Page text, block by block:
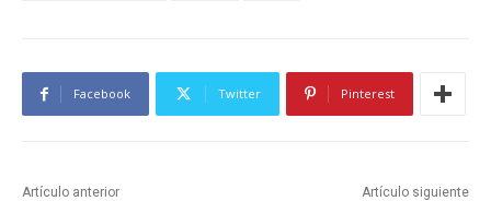
Facebook Twitter Pinterest
Artículo anterior Artículo siguiente